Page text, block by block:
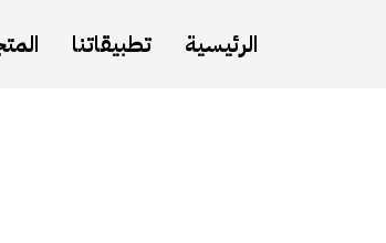
الرئيسية تطبيقاتنا